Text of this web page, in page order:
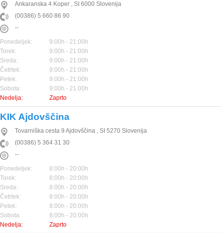
Ankaranska 4 Koper , SI 6000 Slovenija
(00386) 5 660 86 90
--
Ponedeljek:
9:00h - 21:00h
Torek:
9:00h - 21:00h
Sreda:
9:00h - 21:00h
Četrtek:
9:00h - 21:00h
Petek:
9:00h - 21:00h
Sobota:
9:00h - 21:00h
Nedelja:
Zaprto
KIK Ajdovščina
Tovarniška cesta 9 Ajdovščina , SI 5270 Slovenija
(00386) 5 364 31 30
--
Ponedeljek:
8:00h - 20:00h
Torek:
8:00h - 20:00h
Sreda:
8:00h - 20:00h
Četrtek:
8:00h - 20:00h
Petek:
8:00h - 20:00h
Sobota:
8:00h - 20:00h
Nedelja:
Zaprto